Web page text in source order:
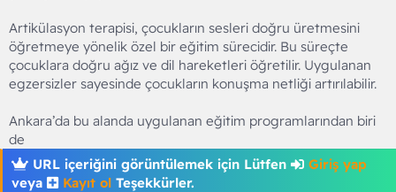
Artikülasyon terapisi, çocukların sesleri doğru üretmesini
öğretmeye yönelik özel bir eğitim sürecidir. Bu süreçte
çocuklara doğru ağız ve dil hareketleri öğretilir. Uygulanan
egzersizler sayesinde çocukların konuşma netliği artırılabilir.
Ankara’da bu alanda uygulanan eğitim programlarından biri
de
URL içeriğini görüntülemek için Lütfen
Giriş yap
veya
Kayıt ol Teşekkürler.